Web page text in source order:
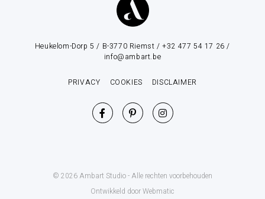
Heukelom-Dorp 5 / B-3770 Riemst / +32 477 54 17 26 /
info@ambart.be
PRIVACY COOKIES DISCLAIMER
© 2026 Ambart Studio - Alle rechten voorbehouden
Ontwikkeld door Webmatic